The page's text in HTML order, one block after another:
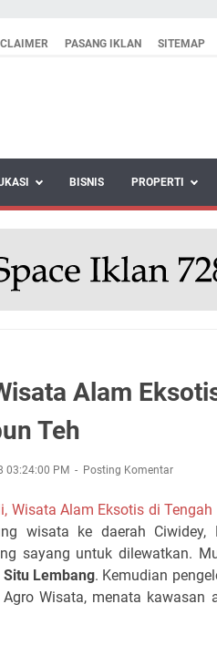
PASANG IKLAN SITEMAP
BISNIS PROPERTI
Alam
Teh
03:24:00 PM Posting Komentar
Wisata Alam Eksotis di
wisata ke daerah Ciwidey,
sayang untuk dilewatkan.
Situ Lembang. Kemudian
Wisata, menata kawasan